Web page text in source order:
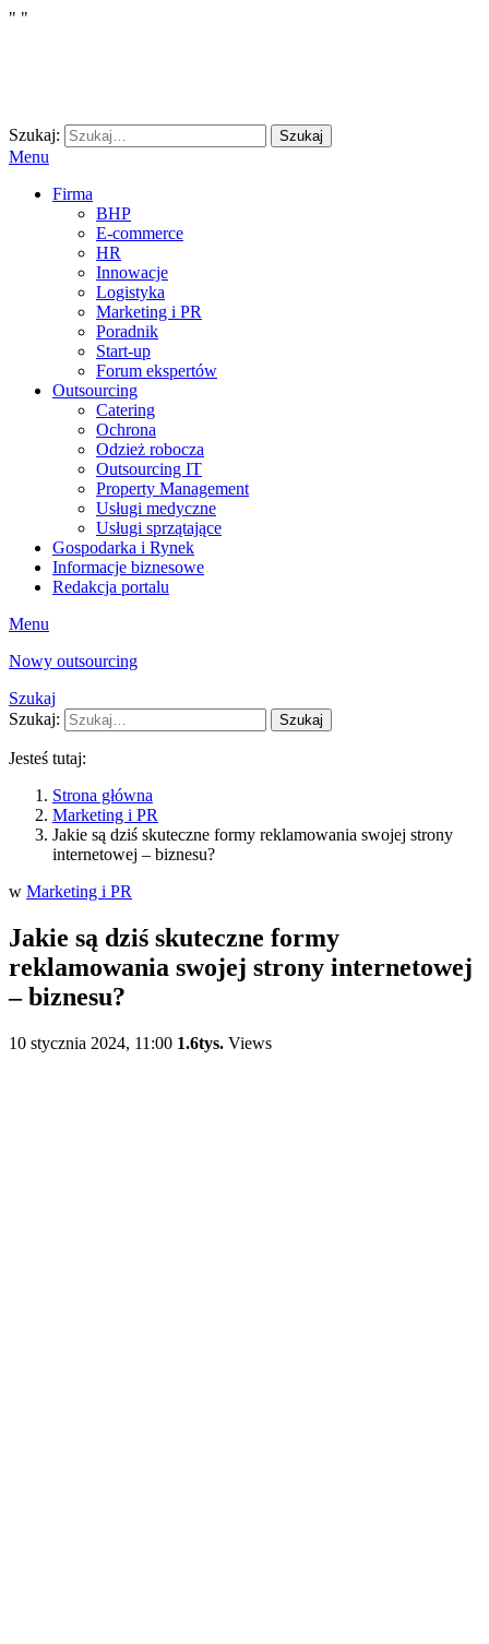
" "
Szukaj: Szukaj
Menu
Firma
BHP
E-commerce
HR
Innowacje
Logistyka
Marketing i PR
Poradnik
Start-up
Forum ekspertów
Outsourcing
Catering
Ochrona
Odzież robocza
Outsourcing IT
Property Management
Usługi medyczne
Usługi sprzątające
Gospodarka i Rynek
Informacje biznesowe
Redakcja portalu
Menu
Nowy outsourcing
Szukaj
Szukaj:
Szukaj
Jesteś tutaj:
Strona główna
Marketing i PR
Jakie są dziś skuteczne formy reklamowania swojej strony
internetowej – biznesu?
w Marketing i PR
Jakie są dziś skuteczne formy
reklamowania swojej strony internetowej
– biznesu?
10 stycznia 2024, 11:00 1.6tys. Views